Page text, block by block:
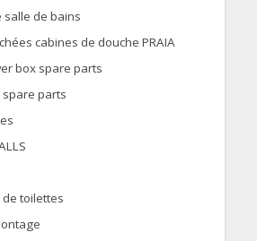
salle de bains
cabines de douche PRAIA
box spare parts
spare parts
toilettes